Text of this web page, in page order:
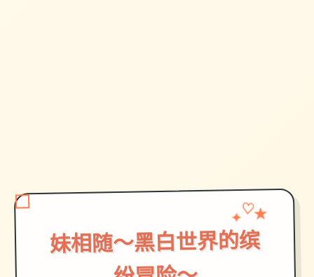
妹相随～黑白世界的缤
✦ ♡ ★